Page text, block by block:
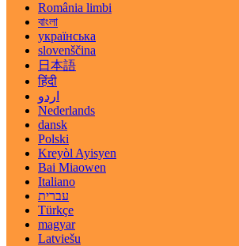
România limbi
বাংলা
українська
slovenščina
日本語
हिंदी
اردو
Nederlands
dansk
Polski
Kreyòl Ayisyen
Bai Miaowen
Italiano
עברית
Türkçe
magyar
Latviešu